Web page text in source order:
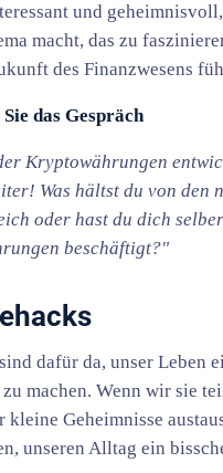
und
macht, das zu
des Finanzwesens
das Gespräch
Kryptowährungen
Was hältst du von den
oder hast du dich
beschäftigt?"
dafür da, unser Leben
machen. Wenn wir sie
kleine Geheimnisse
unseren Alltag ein